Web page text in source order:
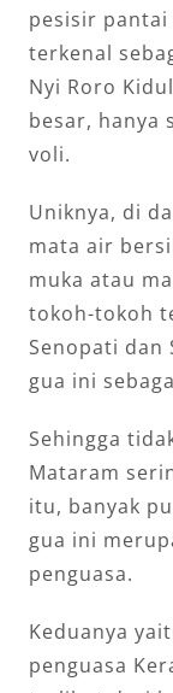
pesisir pantai
terkenal
Nyi Roro
besar, hanya
voli.
Uniknya, di
mata air
muka atau
tokoh-tokoh
Senopati dan
gua ini
Sehingga
Mataram
itu, banyak
gua ini
penguasa.
Keduanya
penguasa